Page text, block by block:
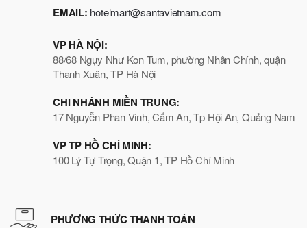
EMAIL: hotelmart@santavietnam.com
VP HÀ NỘI:
88/68 Ngụy Như Kon Tum, phường Nhân Chính, quận
Thanh Xuân, TP Hà Nội
CHI NHÁNH MIỀN TRUNG:
17 Nguyễn Phan Vinh, Cẩm An, Tp Hội An, Quảng Nam
VP TP HỒ CHÍ MINH:
100 Lý Tự Trọng, Quận 1, TP Hồ Chí Minh
PHƯƠNG THỨC THANH TOÁN